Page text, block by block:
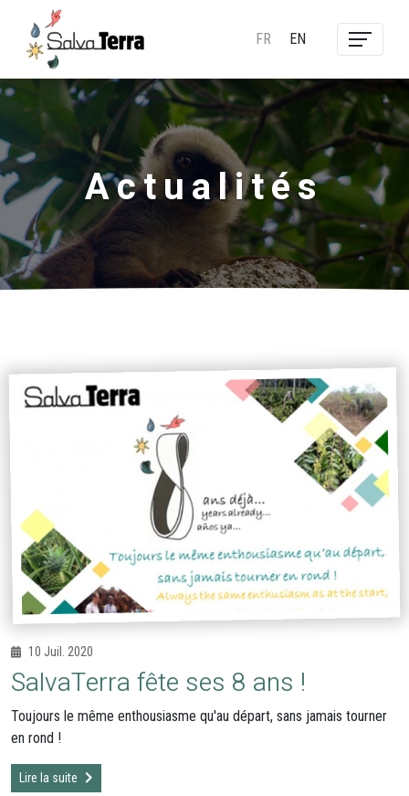
FR EN
Actualités
10 Juil. 2020
SalvaTerra fête ses 8 ans !
Toujours le même enthousiasme qu'au départ, sans jamais tourner
en rond !
Lire la suite